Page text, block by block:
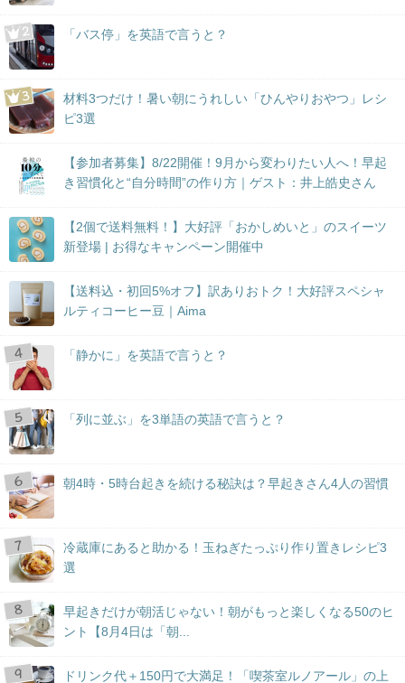
「バス停」を英語で言うと？
材料3つだけ！暑い朝にうれしい「ひんやりおやつ」レシ
ピ3選
【参加者募集】8/22開催！9月から変わりたい人へ！早起
き習慣化と“自分時間”の作り方｜ゲスト：井上皓史さん
【2個で送料無料！】大好評「おかしめいと」のスイーツ
新登場 | お得なキャンペーン開催中
【送料込・初回5%オフ】訳ありおトク！大好評スペシャ
ルティコーヒー豆｜Aima
「静かに」を英語で言うと？
「列に並ぶ」を3単語の英語で言うと？
朝4時・5時台起きを続ける秘訣は？早起きさん4人の習慣
冷蔵庫にあると助かる！玉ねぎたっぷり作り置きレシピ3
選
早起きだけが朝活じゃない！朝がもっと楽しくなる50のヒ
ント【8月4日は「朝...
ドリンク代＋150円で大満足！「喫茶室ルノアール」の上